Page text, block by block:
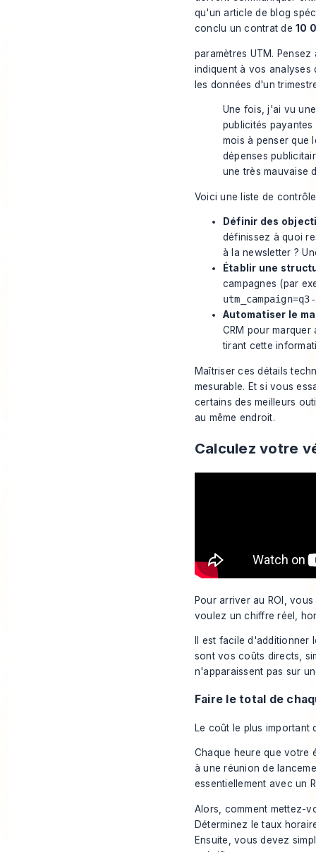
qu'un article de blog
conclu un contrat de10
paramètres UTM.
indiquent à vos analyses
les données d'un
Une fois, j'ai vu
publicités
mois à penser que
dépenses
une très mauvaise
Voici une liste de
Définir des
définissez à quoi
à la newsletter ?
Établir une
campagnes (par
Automatiser le
CRM pour
tirant cette
Maîtriser ces détails
mesurable. Et si vous
certains desmeilleurs
au même endroit.
Calculez votre
Pour arriver au ROI,
voulez un chiffre réel,
Il est facile
sont vos coûts directs,
n'apparaissent pas sur
Faire le total de
Le coût le plus important
Chaque heure que votre
à une réunion de
essentiellement avec un
Alors, comment mettez-
Déterminez le taux
Ensuite, vous devez